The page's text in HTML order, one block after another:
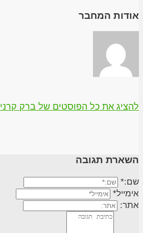
אודות המחבר
להציג את כל הפוסטים של ברק קרני
השארת תגובה
שם:*
אימייל*
אתר: